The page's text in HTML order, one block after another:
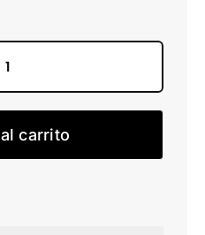
Ransom
cantidad
carrito